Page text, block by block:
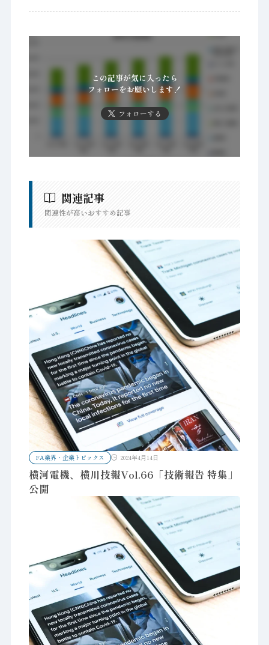
この記事が気に入ったら
フォローをお願いします！
フォローする
関連記事
関連性が高いおすすめ記事
FA業界・企業トピックス 2024年4月14日
横河電機、横川技報Vol.66「技術報告 特集」
公開